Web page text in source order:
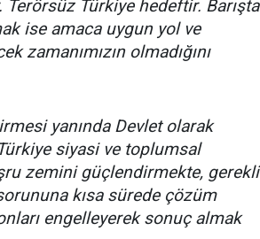
Türkiye hedeftir. Barışta
ise amaca uygun yol ve
zamanımızın olmadığını
yanında Devlet olarak
siyasi ve toplumsal
zemini güçlendirmekte, gerekli
kısa sürede çözüm
engelleyerek sonuç almak